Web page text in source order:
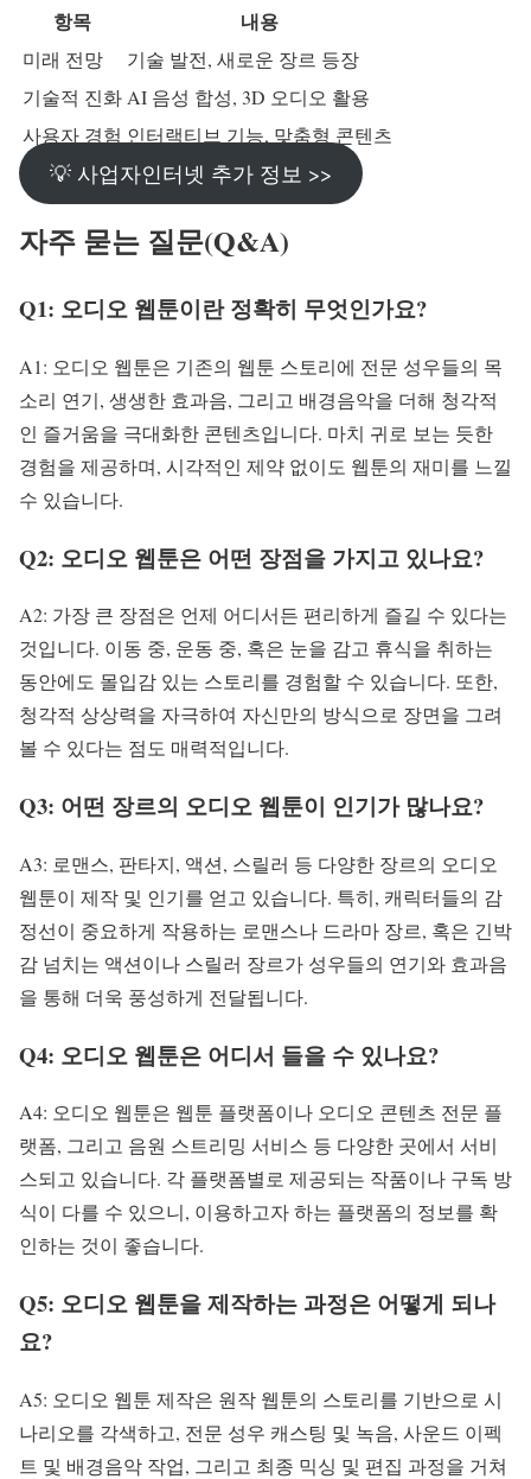
항목 내용
미래 전망
기술 발전, 새로운 장르 등장
기술적 진화AI 음성 합성, 3D 오디오 활용
사용자 경험 인터랙티브 기능, 맞춤형 콘텐츠
💡 사업자인터넷 추가 정보 >>
자주 묻는 질문(Q&A)
Q1: 오디오 웹툰이란 정확히 무엇인가요?
A1: 오디오 웹툰은 기존의 웹툰 스토리에 전문 성우들의 목
소리 연기, 생생한 효과음, 그리고 배경음악을 더해 청각적
인 즐거움을 극대화한 콘텐츠입니다. 마치 귀로 보는 듯한
경험을 제공하며, 시각적인 제약 없이도 웹툰의 재미를 느낄
수 있습니다.
Q2: 오디오 웹툰은 어떤 장점을 가지고 있나요?
A2: 가장 큰 장점은 언제 어디서든 편리하게 즐길 수 있다는
것입니다. 이동 중, 운동 중, 혹은 눈을 감고 휴식을 취하는
동안에도 몰입감 있는 스토리를 경험할 수 있습니다. 또한,
청각적 상상력을 자극하여 자신만의 방식으로 장면을 그려
볼 수 있다는 점도 매력적입니다.
Q3: 어떤 장르의 오디오 웹툰이 인기가 많나요?
A3: 로맨스, 판타지, 액션, 스릴러 등 다양한 장르의 오디오
웹툰이 제작 및 인기를 얻고 있습니다. 특히, 캐릭터들의 감
정선이 중요하게 작용하는 로맨스나 드라마 장르, 혹은 긴박
감 넘치는 액션이나 스릴러 장르가 성우들의 연기와 효과음
을 통해 더욱 풍성하게 전달됩니다.
Q4: 오디오 웹툰은 어디서 들을 수 있나요?
A4: 오디오 웹툰은 웹툰 플랫폼이나 오디오 콘텐츠 전문 플
랫폼, 그리고 음원 스트리밍 서비스 등 다양한 곳에서 서비
스되고 있습니다. 각 플랫폼별로 제공되는 작품이나 구독 방
식이 다를 수 있으니, 이용하고자 하는 플랫폼의 정보를 확
인하는 것이 좋습니다.
Q5: 오디오 웹툰을 제작하는 과정은 어떻게 되나
요?
A5: 오디오 웹툰 제작은 원작 웹툰의 스토리를 기반으로 시
나리오를 각색하고, 전문 성우 캐스팅 및 녹음, 사운드 이펙
트 및 배경음악 작업, 그리고 최종 믹싱 및 편집 과정을 거쳐